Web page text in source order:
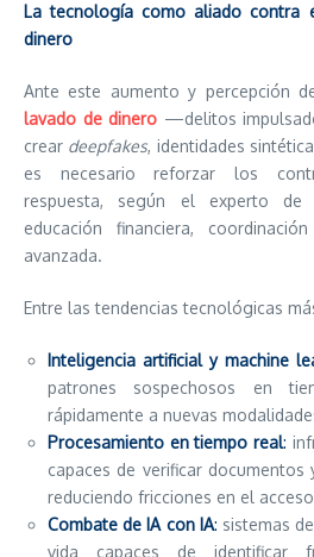
La tecnología como aliado contra
dinero
Ante este aumento y percepción
lavado de dinero —delitos
crear deepfakes, identidades
es necesario reforzar los
respuesta, según el experto de
educación financiera,
avanzada.
Entre las tendencias tecnológicas
Inteligencia artificial y machine
patrones sospechosos en
rápidamente a nuevas
Procesamiento en tiempo real:
capaces de verificar
reduciendo fricciones en el
Combate de IA con IA: sistemas
vida capaces de identificar